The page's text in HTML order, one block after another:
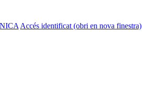
Accés identificat (obri en nova finestra)